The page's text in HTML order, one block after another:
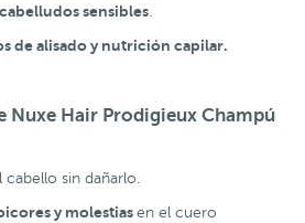
sensibles
de alisado y nutrición capilar.
Nuxe Hair Prodigieux Champú
cabello sin dañarlo.
y molestias en el cuero